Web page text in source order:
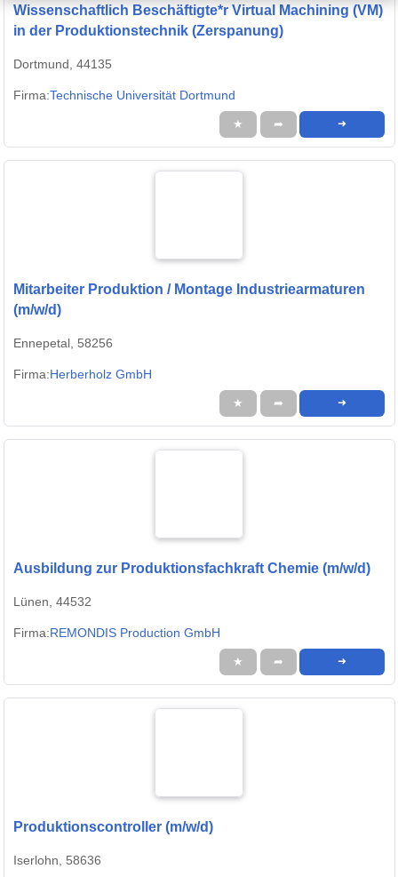
Wissenschaftlich Beschäftigte*r Virtual Machining (VM)
in der Produktionstechnik (Zerspanung)
Dortmund, 44135
Firma:Technische Universität Dortmund
★ ➦ ➜
Mitarbeiter Produktion / Montage Industriearmaturen
(m/w/d)
Ennepetal, 58256
Firma:Herberholz GmbH
★ ➦ ➜
Ausbildung zur Produktionsfachkraft Chemie (m/w/d)
Lünen, 44532
Firma:REMONDIS Production GmbH
★ ➦ ➜
Produktionscontroller (m/w/d)
Iserlohn, 58636